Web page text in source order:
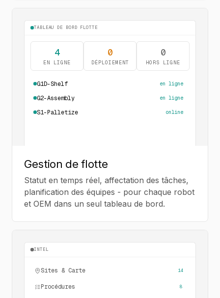
TABLEAU DE BORD FLOTTE
3
EN LIGNE
1
DÉPLOIEMENT
0
HORS LIGNE
G1D-Shelf en ligne
G2-Assembly en ligne
S1-Palletize deploying
Gestion de flotte
Statut en temps réel, affectation des tâches,
planification des équipes - pour chaque robot
et OEM dans un seul tableau de bord.
INTEL
Sites & Carte 14
Procédures 8